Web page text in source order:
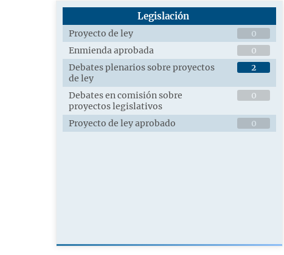
Legislación
Proyecto de ley
0
Enmienda aprobada
0
Debates plenarios sobre proyectos
de ley
2
Debates en comisión sobre
proyectos legislativos
0
Proyecto de ley aprobado 0